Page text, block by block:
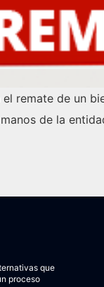
remate de un
de la
que
proceso